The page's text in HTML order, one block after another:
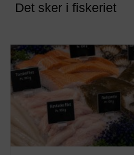
Det sker i fiskeriet